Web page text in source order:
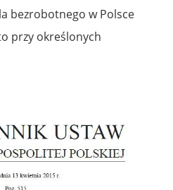
bezrobotnego w Polsce
przy określonych